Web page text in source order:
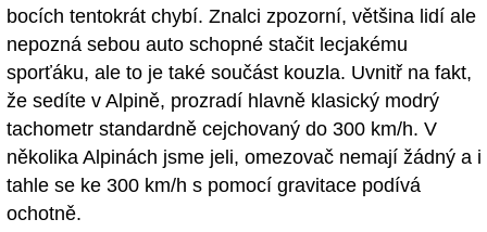
bocích tentokrát chybí. Znalci zpozorní, většina lidí ale
nepozná sebou auto schopné stačit lecjakému
sporťáku, ale to je také součást kouzla. Uvnitř na fakt,
že sedíte v Alpině, prozradí hlavně klasický modrý
tachometr standardně cejchovaný do 300 km/h. V
několika Alpinách jsme jeli, omezovač nemají žádný a i
tahle se ke 300 km/h s pomocí gravitace podívá
ochotně.